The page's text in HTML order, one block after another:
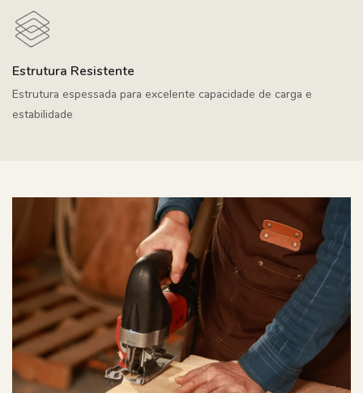
Estrutura Resistente
Estrutura espessada para excelente capacidade de carga e
estabilidade